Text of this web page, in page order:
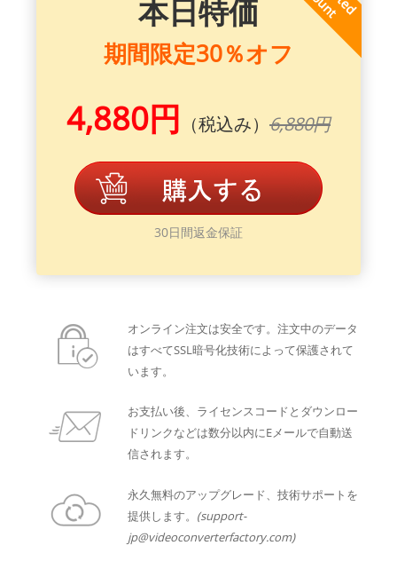
本日特価
期間限定30％オフ
4,880円 （税込み） 6,880円
30日間返金保証
オンライン注文は安全です。注文中のデータ
はすべてSSL暗号化技術によって保護されて
います。
お支払い後、ライセンスコードとダウンロー
ドリンクなどは数分以内にEメールで自動送
信されます。
永久無料のアップグレード、技術サポートを
提供します。 (support-
jp@videoconverterfactory.com)